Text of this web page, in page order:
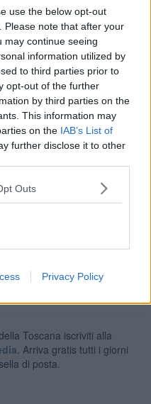
use the below opt-out
Please note that after your
may continue seeing
information utilized by
to third parties prior to
opt-out of the further
by third parties on the
This information may
on the IAB’s List of
further disclose it to other
Outs
Privacy Policy
“Anco alle puce ni
altri 4 cd (l'ultimo è del
col cantautore
il premio “Omaggio a
Ciampi). Dal novembre
up: Tommaso Novi
Bottai (chitarra); Matteo
Genere: jazz,
lettori a questo lungo
da divertirsi...Buona
Toscana iscriviti alla
Arriva gratis tutti i giorni
di posta.